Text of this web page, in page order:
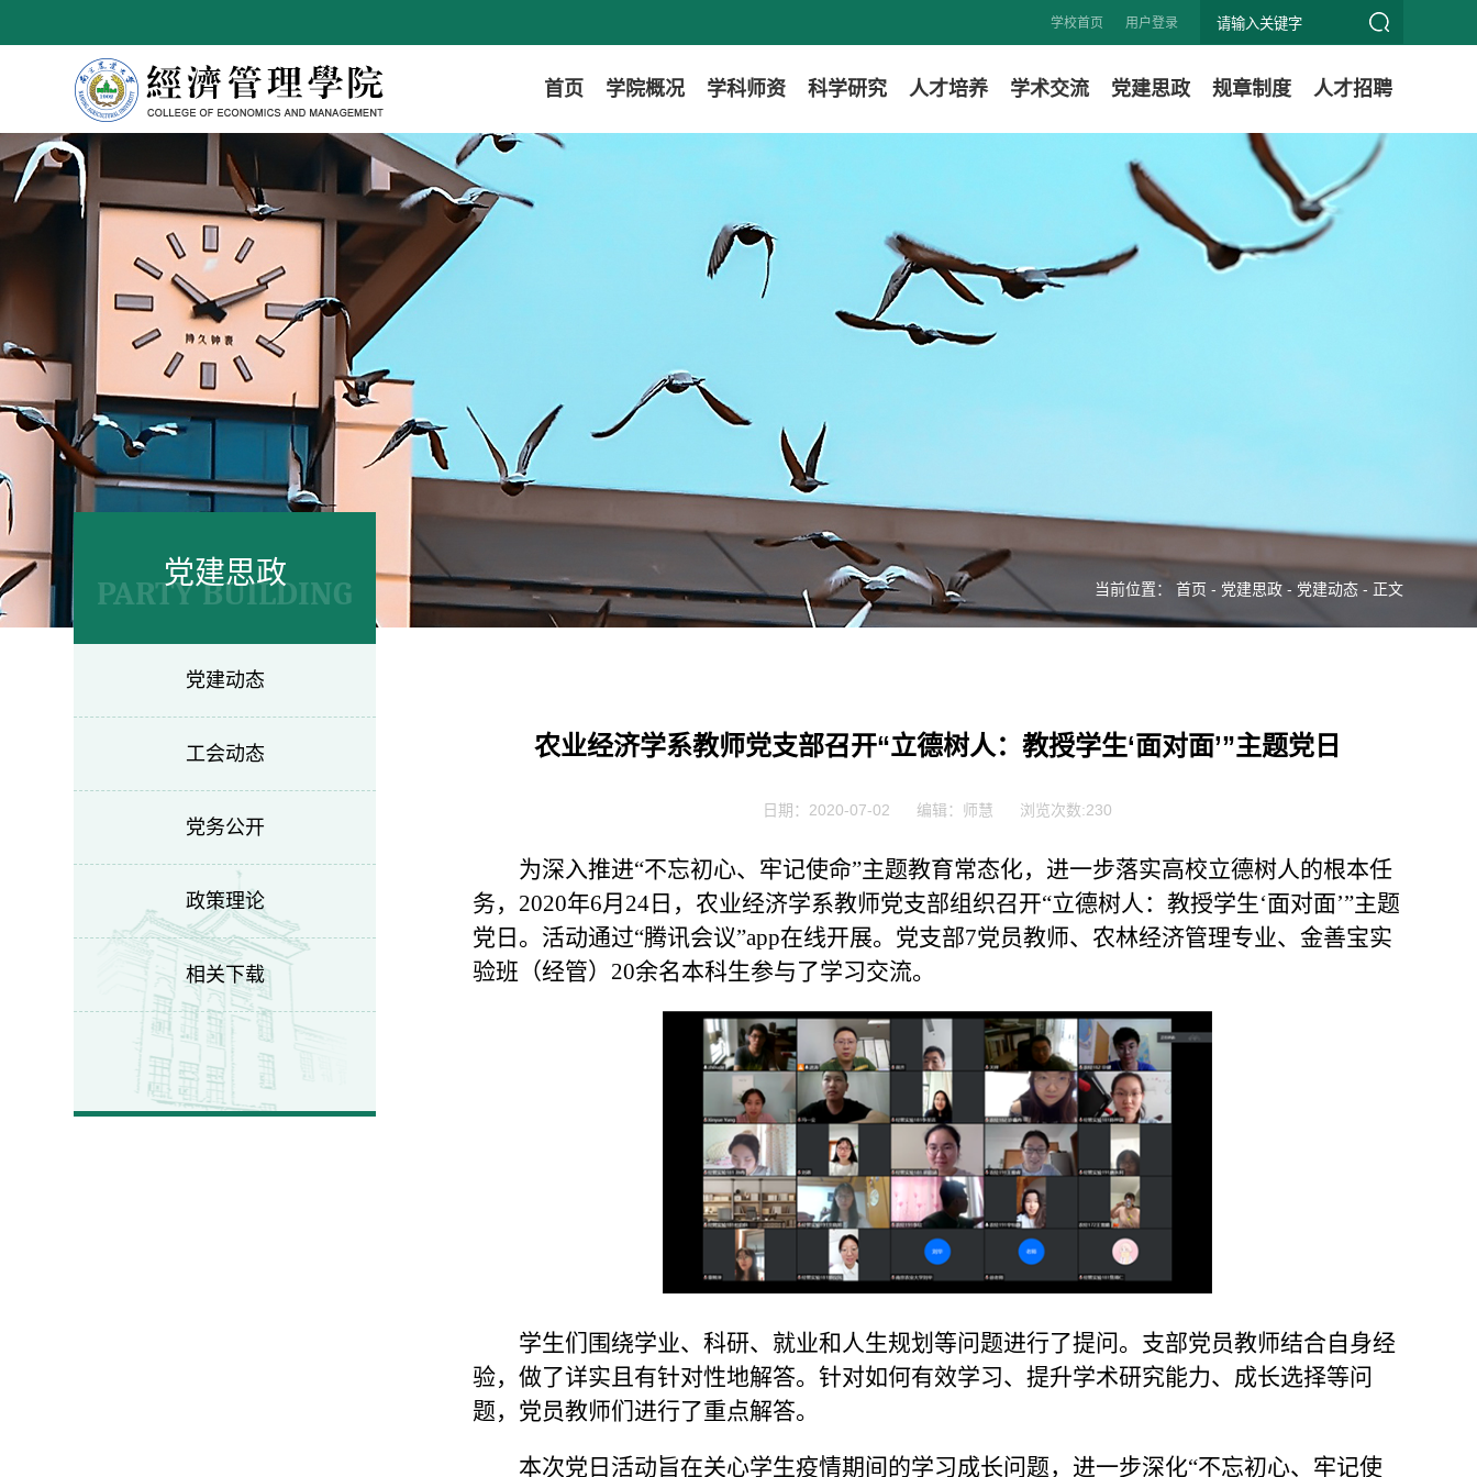
学校首页 用户登录
首页 学院概况 学科师资 科学研究 人才培养 学术交流 党建思政 规章制度 人才招聘
党建思政
PARTY BUILDING
党建动态
工会动态
党务公开
政策理论
相关下载
当前位置： 首页 - 党建思政- 党建动态- 正文
农业经济学系教师党支部召开“立德树人：教授学生‘面对面’”主题党日
日期：2020-07-02 编辑：师慧 浏览次数:230
为深入推进“不忘初心、牢记使命”主题教育常态化，进一步落实高校立德树人的根本任
务，2020年6月24日，农业经济学系教师党支部组织召开“立德树人：教授学生‘面对面’”主题
党日。活动通过“腾讯会议”app在线开展。党支部7党员教师、农林经济管理专业、金善宝实
验班（经管）20余名本科生参与了学习交流。
学生们围绕学业、科研、就业和人生规划等问题进行了提问。支部党员教师结合自身经
验，做了详实且有针对性地解答。针对如何有效学习、提升学术研究能力、成长选择等问
题，党员教师们进行了重点解答。
本次党日活动旨在关心学生疫情期间的学习成长问题，进一步深化“不忘初心、牢记使